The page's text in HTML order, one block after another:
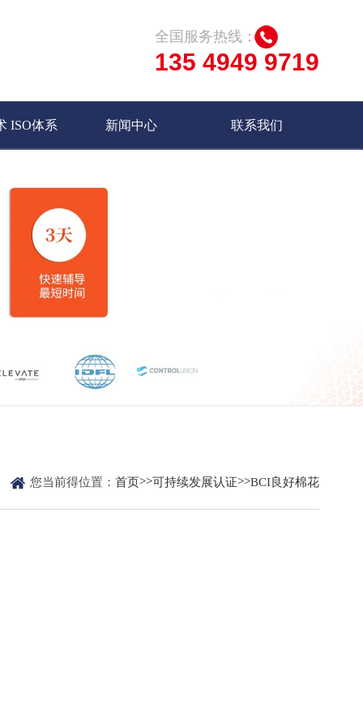
全国服务热线：
135 4949 9719
ISO体系 新闻中心 联系我们
 您当前得位置：首页>>可持续发展认证>>BCI良好棉花